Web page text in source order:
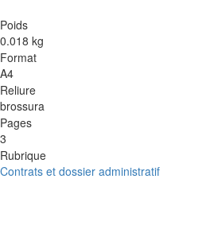
Poids
0.018 kg
Format
A4
Reliure
brossura
Pages
3
Rubrique
Contrats et dossier administratif